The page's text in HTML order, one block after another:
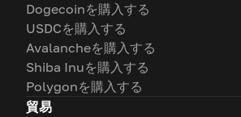
Dogecoinを購入する
USDCを購入する
Avalancheを購入する
Shiba Inuを購入する
Polygonを購入する
貿易